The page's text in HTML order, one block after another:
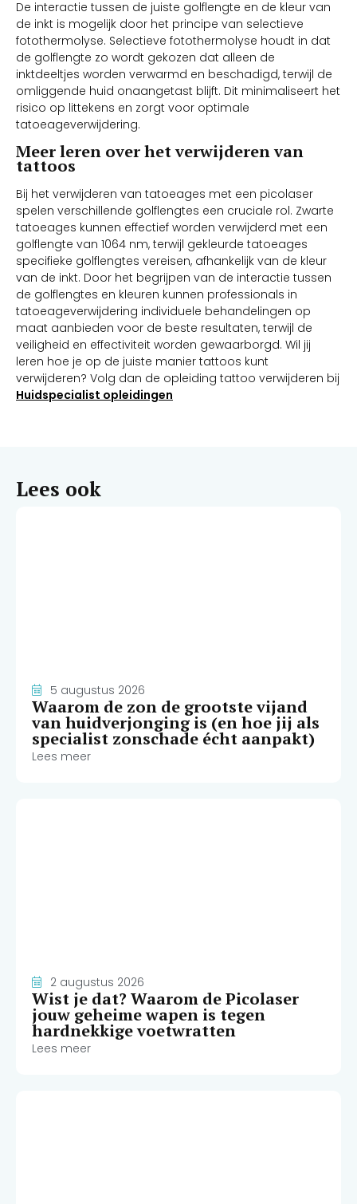
De interactie tussen de juiste golflengte en de kleur van
de inkt is mogelijk door het principe van selectieve
fotothermolyse. Selectieve fotothermolyse houdt in dat
de golflengte zo wordt gekozen dat alleen de
inktdeeltjes worden verwarmd en beschadigd, terwijl de
omliggende huid onaangetast blijft. Dit minimaliseert het
risico op littekens en zorgt voor optimale
tatoeageverwijdering.
Meer leren over het verwijderen van
tattoos
Bij het verwijderen van tatoeages met een picolaser
spelen verschillende golflengtes een cruciale rol. Zwarte
tatoeages kunnen effectief worden verwijderd met een
golflengte van 1064 nm, terwijl gekleurde tatoeages
specifieke golflengtes vereisen, afhankelijk van de kleur
van de inkt. Door het begrijpen van de interactie tussen
de golflengtes en kleuren kunnen professionals in
tatoeageverwijdering individuele behandelingen op
maat aanbieden voor de beste resultaten, terwijl de
veiligheid en effectiviteit worden gewaarborgd. Wil jij
leren hoe je op de juiste manier tattoos kunt
verwijderen? Volg dan de opleiding tattoo verwijderen bij
Huidspecialist opleidingen
Lees ook
5 augustus 2026
Waarom de zon de grootste vijand
van huidverjonging is (en hoe jij als
specialist zonschade écht aanpakt)
Lees meer
2 augustus 2026
Wist je dat? Waarom de Picolaser
jouw geheime wapen is tegen
hardnekkige voetwratten
Lees meer